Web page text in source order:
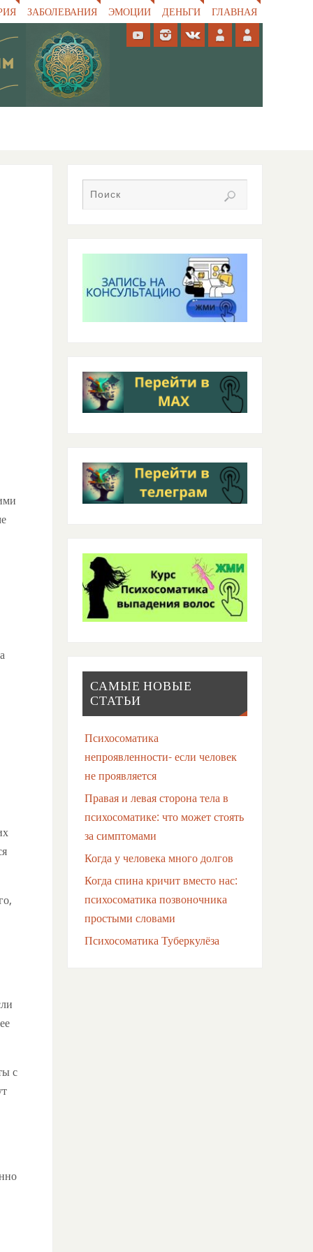
ЗАБОЛЕВАНИЯ ЭМОЦИИ ДЕНЬГИ ГЛАВНАЯ
с
САМЫЕ НОВЫЕ
СТАТЬИ
Психосоматика
непроявленности- если человек
не проявляется
Правая и левая сторона тела в
психосоматике: что может стоять
за симптомами
Когда у человека много долгов
Когда спина кричит вместо нас:
психосоматика позвоночника
простыми словами
Психосоматика Туберкулёза